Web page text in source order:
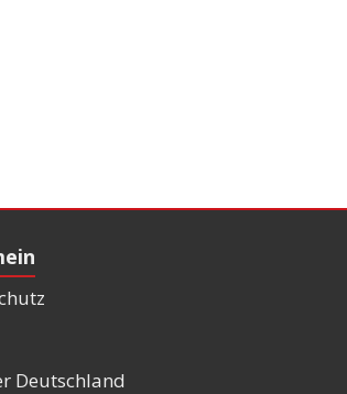
Deutschland